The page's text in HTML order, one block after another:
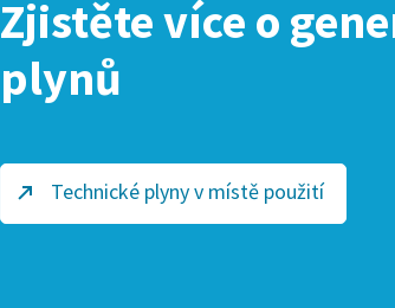
Zjistěte více o
plynů
Technické plyny v místě použití